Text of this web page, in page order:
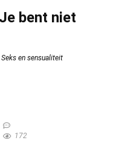
bent niet
Seks en sensualiteit
172